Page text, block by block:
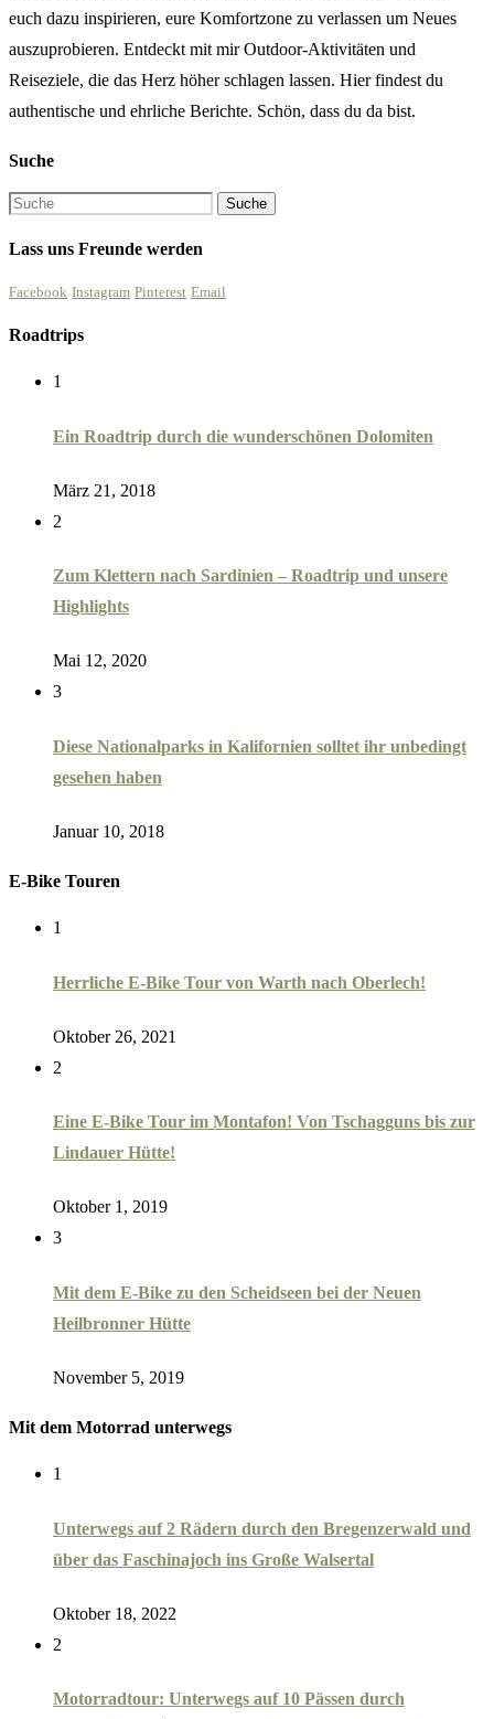
euch dazu inspirieren, eure Komfortzone zu verlassen um Neues
auszuprobieren. Entdeckt mit mir Outdoor-Aktivitäten und
Reiseziele, die das Herz höher schlagen lassen. Hier findest du
authentische und ehrliche Berichte. Schön, dass du da bist.
Suche
Lass uns Freunde werden
Facebook Instagram Pinterest Email
Roadtrips
1
Ein Roadtrip durch die wunderschönen Dolomiten
März 21, 2018
2
Zum Klettern nach Sardinien – Roadtrip und unsere
Highlights
Mai 12, 2020
3
Diese Nationalparks in Kalifornien solltet ihr unbedingt
gesehen haben
Januar 10, 2018
E-Bike Touren
1
Herrliche E-Bike Tour von Warth nach Oberlech!
Oktober 26, 2021
2
Eine E-Bike Tour im Montafon! Von Tschagguns bis zur
Lindauer Hütte!
Oktober 1, 2019
3
Mit dem E-Bike zu den Scheidseen bei der Neuen
Heilbronner Hütte
November 5, 2019
Mit dem Motorrad unterwegs
1
Unterwegs auf 2 Rädern durch den Bregenzerwald und
über das Faschinajoch ins Große Walsertal
Oktober 18, 2022
2
Motorradtour: Unterwegs auf 10 Pässen durch